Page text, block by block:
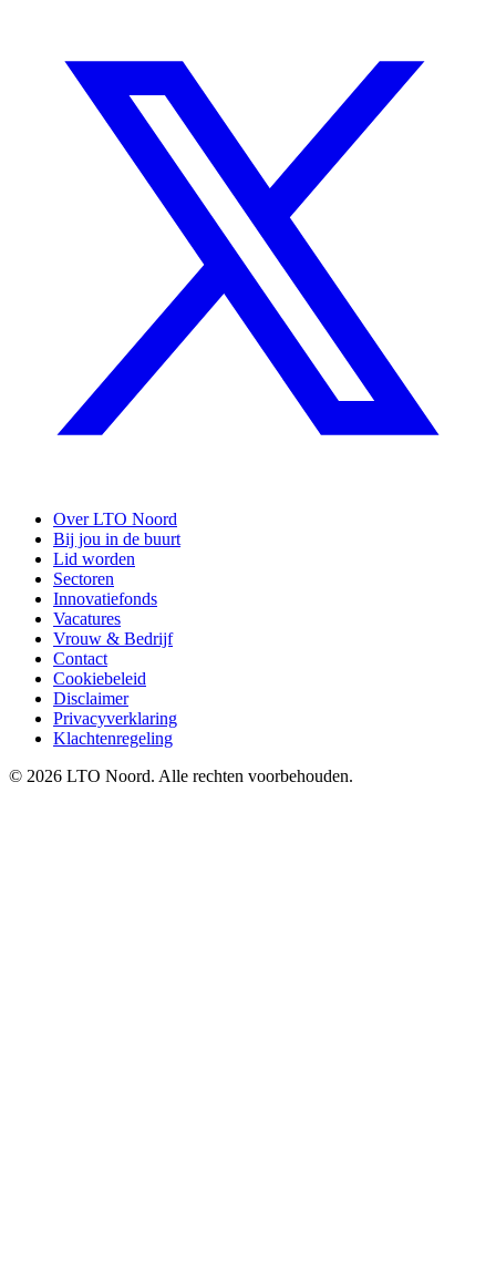
Over LTO Noord
Bij jou in de buurt
Lid worden
Sectoren
Innovatiefonds
Vacatures
Vrouw & Bedrijf
Contact
Cookiebeleid
Disclaimer
Privacyverklaring
Klachtenregeling
© 2026 LTO Noord. Alle rechten voorbehouden.